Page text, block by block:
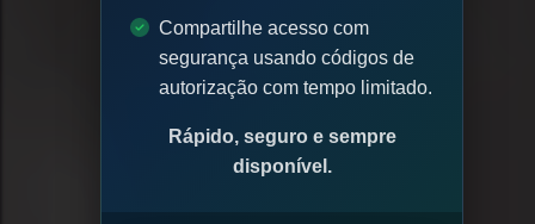
Compartilhe acesso com
segurança usando códigos de
autorização com tempo limitado.
Rápido, seguro e sempre
disponível.